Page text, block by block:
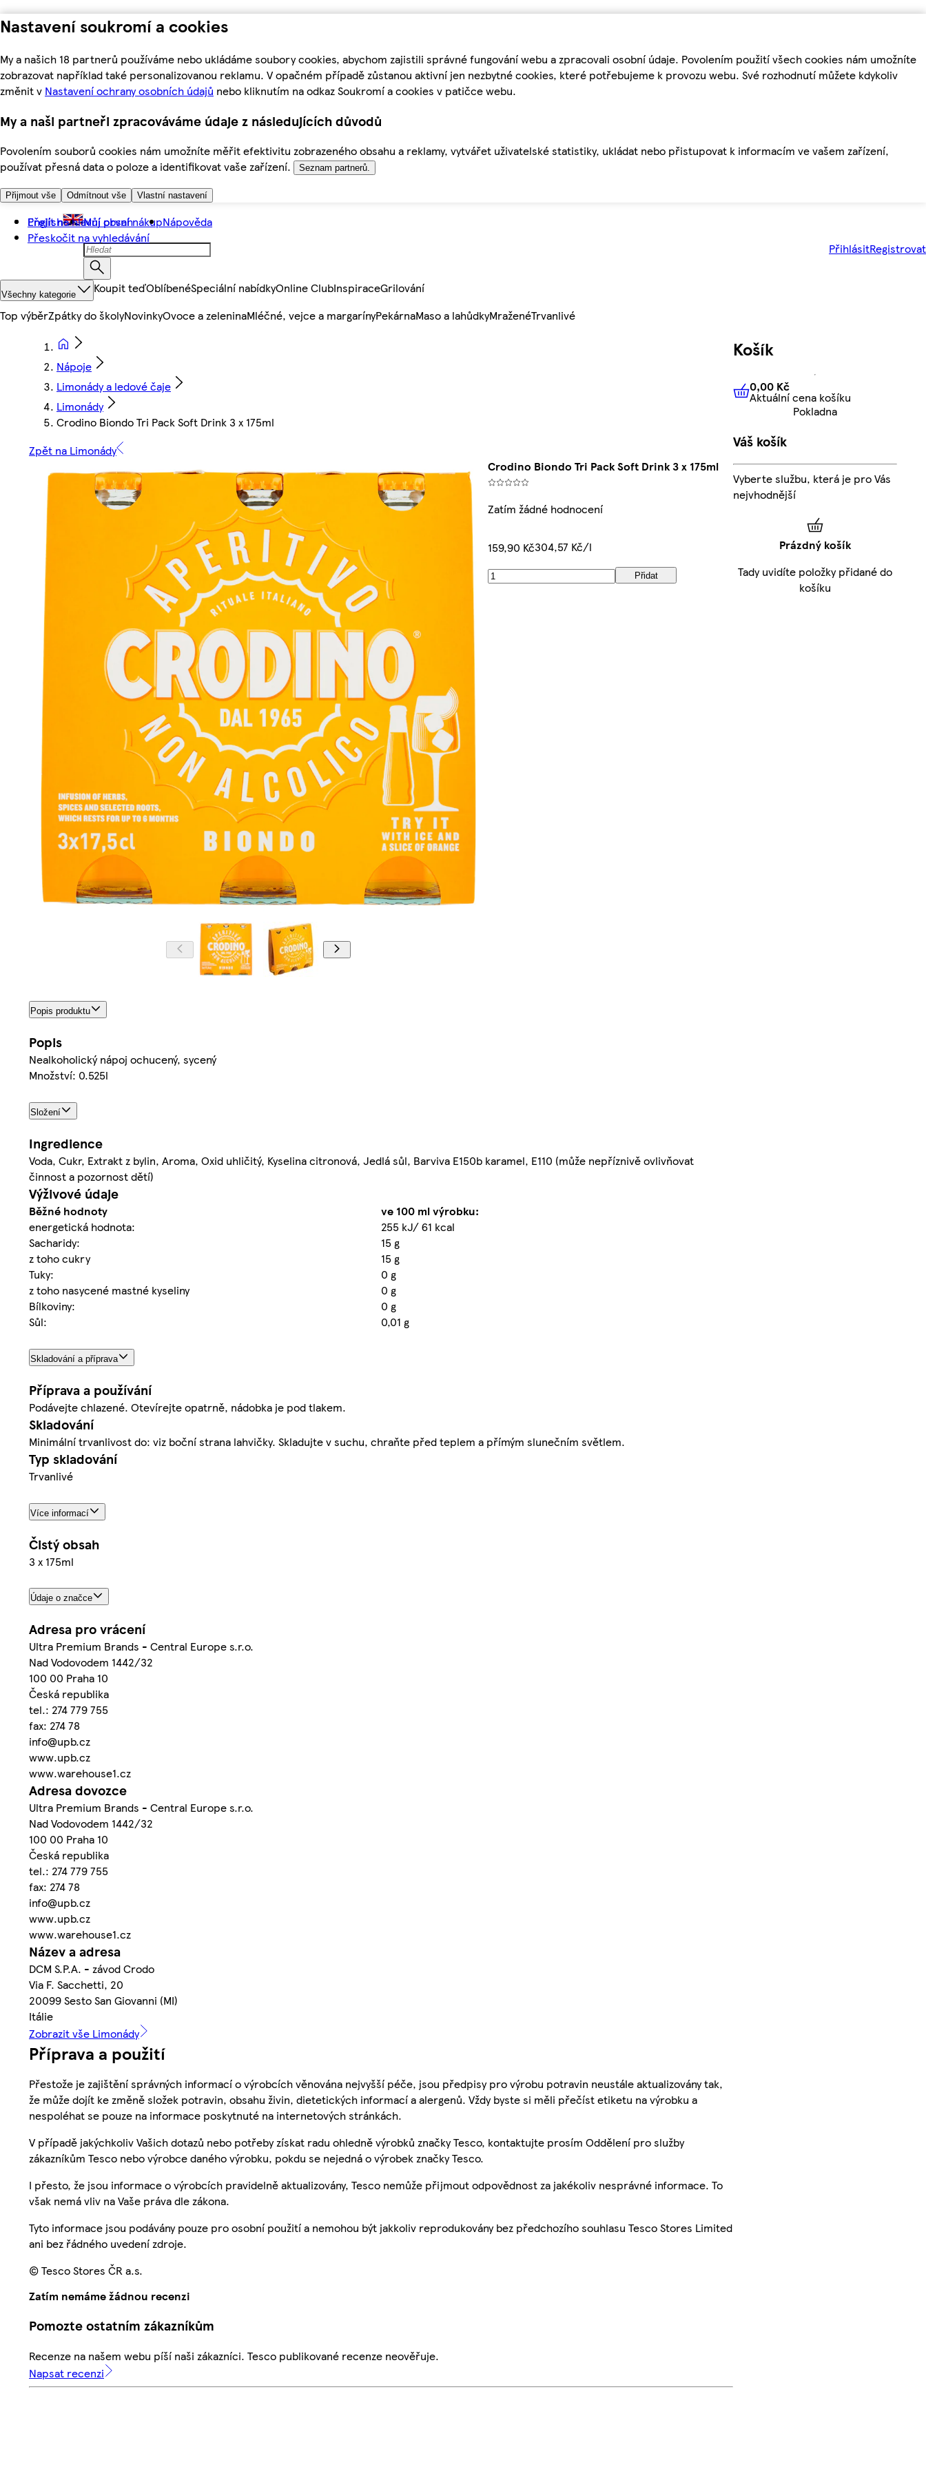
Nastavení soukromí a cookies
My a našich 18 partnerů používáme nebo ukládáme soubory cookies, abychom zajistili správné fungování webu a zpracovali osobní údaje. Povolením použití všech cookies nám umožníte
zobrazovat například také personalizovanou reklamu. V opačném případě zůstanou aktivní jen nezbytné cookies, které potřebujeme k provozu webu. Své rozhodnutí můžete kdykoliv
změnit v Nastavení ochrany osobních údajů nebo kliknutím na odkaz Soukromí a cookies v patičce webu.
My a naši partneři zpracováváme údaje z následujících důvodů
Povolením souborů cookies nám umožníte měřit efektivitu zobrazeného obsahu a reklamy, vytvářet uživatelské statistiky, ukládat nebo přistupovat k informacím ve vašem zařízení,
používat přesná data o poloze a identifikovat vaše zařízení.
Seznam partnerů.
Přijmout vše Odmítnout vše Vlastní nastavení
Přejít na hlavní obsah
Přeskočit na vyhledávání
English Můj první nákupNápověda
PřihlásitRegistrovat
Všechny kategorie Koupit teďOblíbenéSpeciální nabídkyOnline ClubInspiraceGrilování
Top výběrZpátky do školyNovinkyOvoce a zeleninaMléčné, vejce a margarínyPekárnaMaso a lahůdkyMraženéTrvanlivé
Nápoje
Limonády a ledové čaje
Limonády
Crodino Biondo Tri Pack Soft Drink 3 x 175ml
Zpět na Limonády
Crodino Biondo Tri Pack Soft Drink 3 x 175ml
Zatím žádné hodnocení
159,90 Kč304,57 Kč/l
Přidat
Popis produktu
Popis
Nealkoholický nápoj ochucený, sycený
Množství: 0.525l
Složení
Ingredience
Voda, Cukr, Extrakt z bylin, Aroma, Oxid uhličitý, Kyselina citronová, Jedlá sůl, Barviva E150b karamel, E110 (může nepříznivě ovlivňovat
činnost a pozornost dětí)
Výživové údaje
Běžné hodnoty
ve 100 ml výrobku:
energetická hodnota:
255 kJ/ 61 kcal
Sacharidy:
15 g
z toho cukry
15 g
Tuky:
0 g
z toho nasycené mastné kyseliny
0 g
Bílkoviny:
0 g
Sůl:
0,01 g
Skladování a příprava
Příprava a používání
Podávejte chlazené. Otevírejte opatrně, nádobka je pod tlakem.
Skladování
Minimální trvanlivost do: viz boční strana lahvičky. Skladujte v suchu, chraňte před teplem a přímým slunečním světlem.
Typ skladování
Trvanlivé
Více informací
Čistý obsah
3 x 175ml
Údaje o značce
Adresa pro vrácení
Ultra Premium Brands - Central Europe s.r.o.
Nad Vodovodem 1442/32
100 00 Praha 10
Česká republika
tel.: 274 779 755
fax: 274 78
info@upb.cz
www.upb.cz
www.warehouse1.cz
Adresa dovozce
Ultra Premium Brands - Central Europe s.r.o.
Nad Vodovodem 1442/32
100 00 Praha 10
Česká republika
tel.: 274 779 755
fax: 274 78
info@upb.cz
www.upb.cz
www.warehouse1.cz
Název a adresa
DCM S.P.A. - závod Crodo
Via F. Sacchetti, 20
20099 Sesto San Giovanni (MI)
Itálie
Zobrazit vše Limonády
Příprava a použití
Přestože je zajištění správných informací o výrobcích věnována nejvyšší péče, jsou předpisy pro výrobu potravin neustále aktualizovány tak,
že může dojít ke změně složek potravin, obsahu živin, dietetických informací a alergenů. Vždy byste si měli přečíst etiketu na výrobku a
nespoléhat se pouze na informace poskytnuté na internetových stránkách.
V případě jakýchkoliv Vašich dotazů nebo potřeby získat radu ohledně výrobků značky Tesco, kontaktujte prosím Oddělení pro služby
zákazníkům Tesco nebo výrobce daného výrobku, pokdu se nejedná o výrobek značky Tesco.
I přesto, že jsou informace o výrobcích pravidelně aktualizovány, Tesco nemůže přijmout odpovědnost za jakékoliv nesprávné informace. To
však nemá vliv na Vaše práva dle zákona.
Tyto informace jsou podávány pouze pro osobní použití a nemohou být jakkoliv reprodukovány bez předchozího souhlasu Tesco Stores Limited
ani bez řádného uvedení zdroje.
© Tesco Stores ČR a.s.
Zatím nemáme žádnou recenzi
Pomozte ostatním zákazníkům
Recenze na našem webu píší naši zákazníci. Tesco publikované recenze neověřuje.
Napsat recenzi
Košík
0,00 KčAktuální cena košíku
0,00 Kč
Aktuální cena košíku
Pokladna
Váš košík
Vyberte službu, která je pro Vás
nejvhodnější
Prázdný košík
Tady uvidíte položky přidané do
košíku